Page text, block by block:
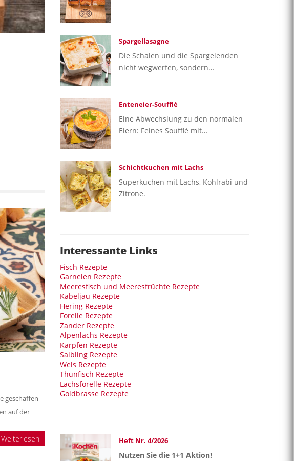
geschaffen
auf der
Weiterlesen
Spargellasagne
Die Schalen und die Spargelenden
nicht wegwerfen, sondern…
Enteneier-Soufflé
Eine Abwechslung zu den normalen
Eiern: Feines Soufflé mit…
Schichtkuchen mit Lachs
Superkuchen mit Lachs, Kohlrabi und
Zitrone.
Interessante Links
Fisch Rezepte
Garnelen Rezepte
Meeresfisch und Meeresfrüchte Rezepte
Kabeljau Rezepte
Hering Rezepte
Forelle Rezepte
Zander Rezepte
Alpenlachs Rezepte
Karpfen Rezepte
Saibling Rezepte
Wels Rezepte
Thunfisch Rezepte
Lachsforelle Rezepte
Goldbrasse Rezepte
Heft Nr. 4/2026
Nutzen Sie die 1+1 Aktion!